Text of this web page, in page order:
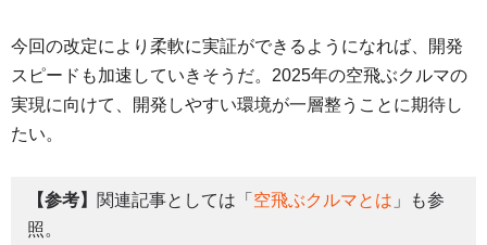
今回の改定により柔軟に実証ができるようになれば、開発
スピードも加速していきそうだ。2025年の空飛ぶクルマの
実現に向けて、開発しやすい環境が一層整うことに期待し
たい。
【参考】 関連記事としては「 空飛ぶクルマとは 」も参
照。